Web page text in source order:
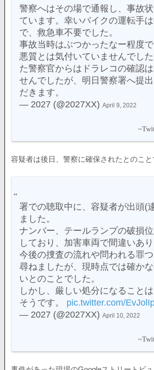
警察へはその場で通報し、事故
ています。幸いバイクの運転手
で、救急車不要でした。
事故当時はぶつかったなー程度
悪質とは気付いていませんでし
た警察官からはドラレコの確認
せんでしたが、明日警察署へ提
だきます。
— 2027 (@2027XX)April 9, 2022
容疑者は後日、警察に確保されたとのこと
署での聴取中に、容疑者が出頭(
ました。
ナンバー、テールランプの破損
しており、加害車両で間違いあり
今後の捜査の流れや問われる罪
尋ねましたが、現時点では確か
いとのことでした。
しかし、厳しい処分になること
そうです。 pic.twitter.com/
— 2027 (@2027XX)April 10, 2022